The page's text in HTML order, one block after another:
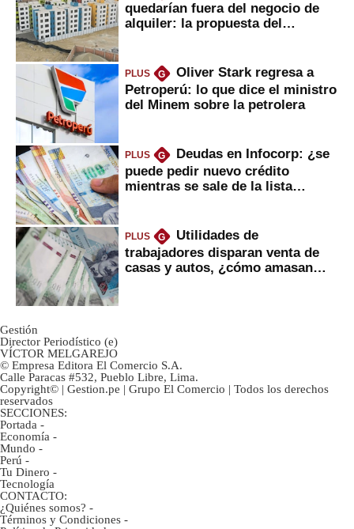
quedarían fuera del negocio de
alquiler: la propuesta del
PLUS G
Oliver Stark regresa a
Petroperú: lo que dice el ministro
del Minem sobre la petrolera
PLUS G
Deudas en Infocorp: ¿se
puede pedir nuevo crédito
mientras se sale de la lista
PLUS G
Utilidades de
trabajadores disparan venta de
casas y autos, ¿cómo amasan
Gestión
Director Periodístico (e)
VÍCTOR MELGAREJO
© Empresa Editora El Comercio S.A.
Calle Paracas #532, Pueblo Libre, Lima.
Copyright© | Gestion.pe | Grupo El Comercio | Todos los derechos
reservados
SECCIONES:
Portada -
Economía -
Mundo -
Perú -
Tu Dinero -
Tecnología
CONTACTO:
¿Quiénes somos? -
Términos y Condiciones -